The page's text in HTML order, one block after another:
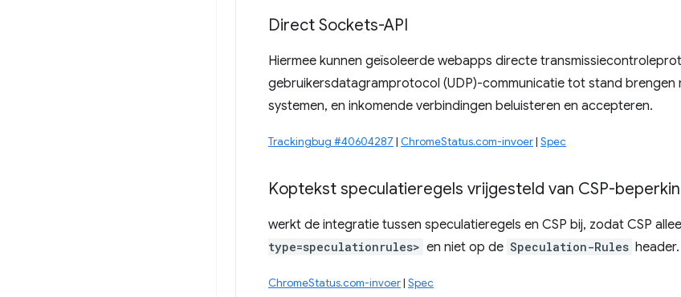
Direct Sockets-API
Hiermee kunnen geïsoleerde webapps directe
gebruikersdatagramprotocol (UDP)-communicatie tot stand brengen
systemen, en inkomende verbindingen beluisteren en accepteren.
Trackingbug #40604287 | ChromeStatus.com-invoer| Spec
Koptekst speculatieregels vrijgesteld van CSP-
werkt de integratie tussen speculatieregels en CSP bij, zodat CSP
type=speculationrules> en niet op de Speculation-Rules header.
ChromeStatus.com-invoer| Spec